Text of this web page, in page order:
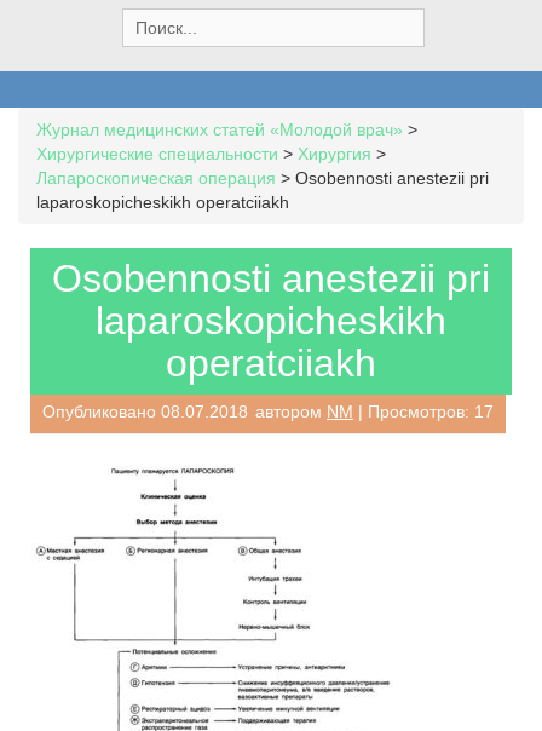
e
a
h
f
o
r
Журнал медицинских статей «Молодой врач» >
Хирургические специальности > Хирургия >
Лапароскопическая операция > Osobennosti anestezii pri
laparoskopicheskikh operatciiakh
Osobennosti anestezii pri
laparoskopicheskikh
operatciiakh
Опубликовано 08.07.2018 автором NM | Просмотров: 17